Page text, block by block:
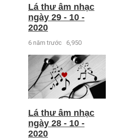
Lá thư âm nhạc
ngày 29 - 10 -
2020
6 năm trước 6,950
Lá thư âm nhạc
ngày 28 - 10 -
2020